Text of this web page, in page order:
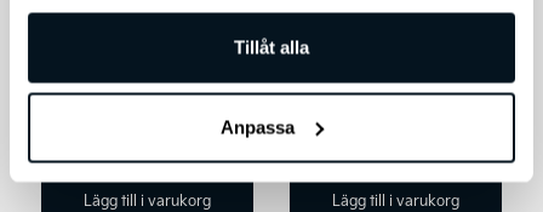
Tillåt alla
Anpassa
Lägg till i varukorg
Förlängning till
bagagematta
Förlängning till
Lägg till i varukorg